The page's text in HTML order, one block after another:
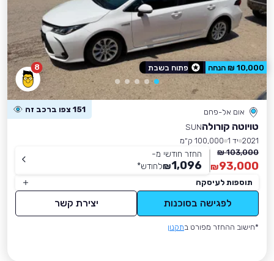
8
אום אל-פחם 151 צפו ברכב זה
טויוטה קורולהSUN
2021 יד 1
100,000 ק״מ
103,000 ₪
93,000
₪
החזר חודשי מ-
1,096
₪לחודש*
תוספות לעיסקה
לפגישה בסוכנות יצירת קשר
*חישוב ההחזר מפורט בתקנון
10,000 ₪ הנחה פתוח בשבת